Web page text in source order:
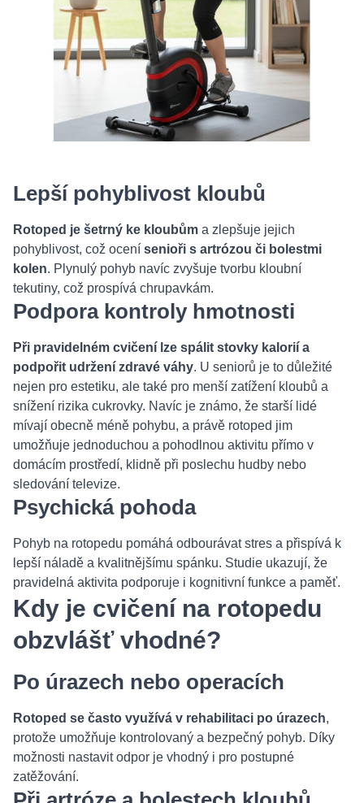
Lepší pohyblivost kloubů
Rotoped je šetrný ke kloubům a zlepšuje jejich
pohyblivost, což ocení senioři s artrózou či bolestmi
kolen. Plynulý pohyb navíc zvyšuje tvorbu kloubní
tekutiny, což prospívá chrupavkám.
Podpora kontroly hmotnosti
Při pravidelném cvičení lze spálit stovky kalorií a
podpořit udržení zdravé váhy. U seniorů je to důležité
nejen pro estetiku, ale také pro menší zatížení kloubů a
snížení rizika cukrovky. Navíc je známo, že starší lidé
mívají obecně méně pohybu, a právě rotoped jim
umožňuje jednoduchou a pohodlnou aktivitu přímo v
domácím prostředí, klidně při poslechu hudby nebo
sledování televize.
Psychická pohoda
Pohyb na rotopedu pomáhá odbourávat stres a přispívá k
lepší náladě a kvalitnějšímu spánku. Studie ukazují, že
pravidelná aktivita podporuje i kognitivní funkce a paměť.
Kdy je cvičení na rotopedu
obzvlášť vhodné?
Po úrazech nebo operacích
Rotoped se často využívá v rehabilitaci po úrazech,
protože umožňuje kontrolovaný a bezpečný pohyb. Díky
možnosti nastavit odpor je vhodný i pro postupné
zatěžování.